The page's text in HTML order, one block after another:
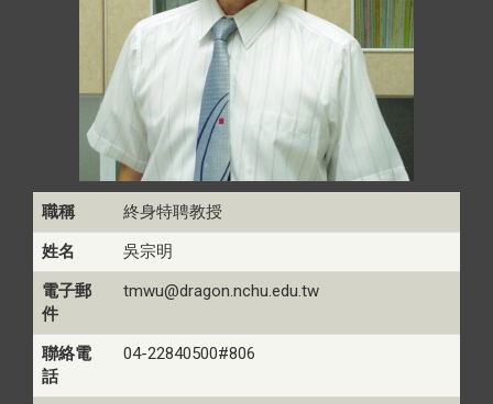
職稱
終身特聘教授
姓名
吳宗明
電子郵
件
tmwu@dragon.nchu.edu.tw
聯絡電
話
04-22840500#806